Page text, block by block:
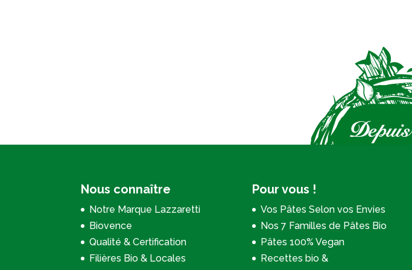
Nous connaître
Notre Marque Lazzaretti
Biovence
Qualité & Certification
Filières Bio & Locales
Pour vous !
Vos Pâtes Selon vos Envies
Nos 7 Familles de Pâtes Bio
Pâtes 100% Vegan
Recettes bio &